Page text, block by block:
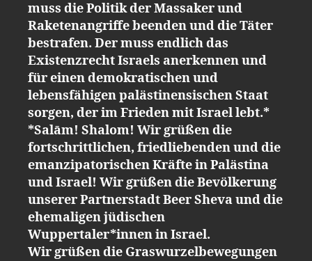
muss die Politik der Massaker und
Raketenangriffe beenden und die Täter
bestrafen. Der muss endlich das
Existenzrecht Israels anerkennen und
für einen demokratischen und
lebensfähigen palästinensischen Staat
sorgen, der im Frieden mit Israel lebt.*
*Salām! Shalom! Wir grüßen die
fortschrittlichen, friedliebenden und die
emanzipatorischen Kräfte in Palästina
und Israel! Wir grüßen die Bevölkerung
unserer Partnerstadt Beer Sheva und die
ehemaligen jüdischen
Wuppertaler*innen in Israel.
Wir grüßen die Graswurzelbewegungen